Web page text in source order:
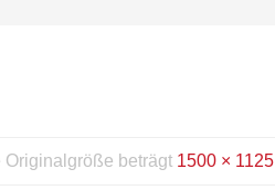
Originalgröße beträgt 1500 × 1125